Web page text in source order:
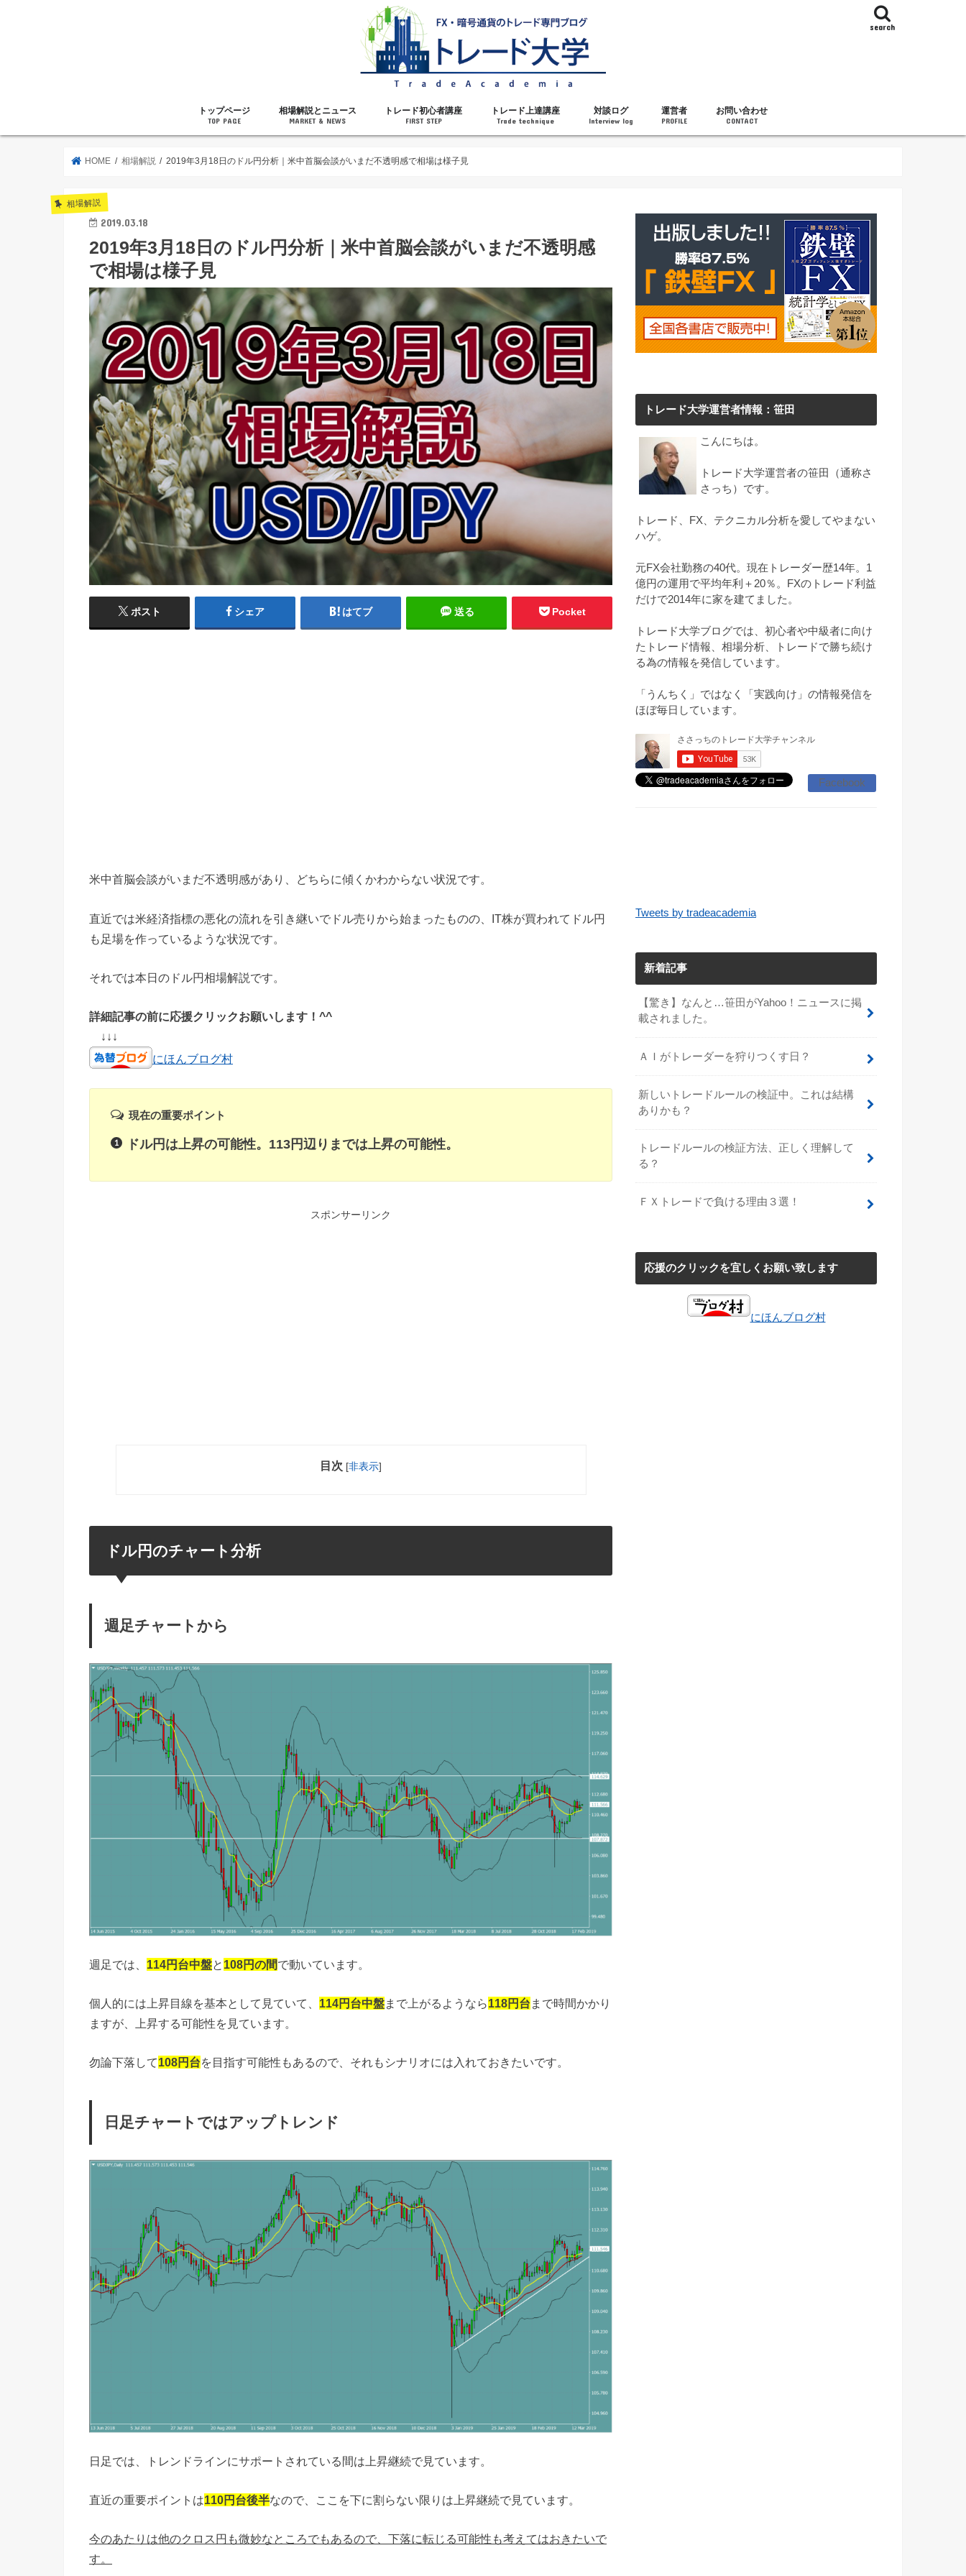
search
トップページ
TOP PAGE
相場解説とニュース
MARKET & NEWS
トレード初心者講座
FIRST STEP
トレード上達講座
Trade technique
対談ログ
Interview log
運営者
PROFILE
お問い合わせ
CONTACT
HOME 相場解説 2019年3月18日のドル円分析｜米中首脳会談がいまだ不透明感で相場は様子見
相場解説
2019.03.18
2019年3月18日のドル円分析｜米中首脳会談がいまだ不透明感
で相場は様子見
ポスト シェア はてブ 送る Pocket
米中首脳会談がいまだ不透明感があり、どちらに傾くかわからない状況です。
直近では米経済指標の悪化の流れを引き継いでドル売りから始まったものの、IT株が買われてドル円
も足場を作っているような状況です。
それでは本日のドル円相場解説です。
詳細記事の前に応援クリックお願いします！^^
↓↓↓
にほんブログ村
現在の重要ポイント
ドル円は上昇の可能性。113円辺りまでは上昇の可能性。
スポンサーリンク
目次 [非表示]
ドル円のチャート分析
週足チャートから
週足では、 114円台中盤と 108円の間で動いています。
個人的には上昇目線を基本として見ていて、 114円台中盤まで上がるようなら118円台 まで時間かかり
ますが、上昇する可能性を見ています。
勿論下落して108円台を目指す可能性もあるので、それもシナリオには入れておきたいです。
日足チャートではアップトレンド
日足では、トレンドラインにサポートされている間は上昇継続で見ています。
直近の重要ポイントは110円台後半なので、ここを下に割らない限りは上昇継続で見ています。
今のあたりは他のクロス円も微妙なところでもあるので、下落に転じる可能性も考えてはおきたいで
す。
トレード大学運営者情報：笹田
こんにちは。
トレード大学運営者の笹田（通称さ
さっち）です。
トレード、FX、テクニカル分析を愛してやまない
ハゲ。
元FX会社勤務の40代。現在トレーダー歴14年。1
億円の運用で平均年利＋20％。FXのトレード利益
だけで2014年に家を建てました。
トレード大学ブログでは、初心者や中級者に向け
たトレード情報、相場分析、トレードで勝ち続け
る為の情報を発信しています。
「うんちく」ではなく「実践向け」の情報発信を
ほぼ毎日しています。
Facebook
Tweets by tradeacademia
新着記事
【驚き】なんと…笹田がYahoo！ニュースに掲
載されました。
ＡＩがトレーダーを狩りつくす日？
新しいトレードルールの検証中。これは結構
ありかも？
トレードルールの検証方法、正しく理解して
る？
ＦＸトレードで負ける理由３選！
応援のクリックを宜しくお願い致します
にほんブログ村